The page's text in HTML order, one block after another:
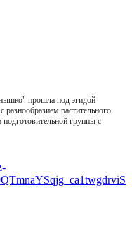
прошла под эгидой
растительного
группы с